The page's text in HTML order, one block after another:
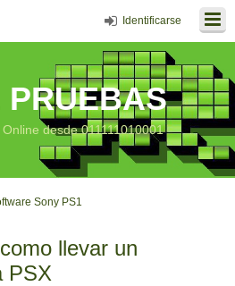
Identificarse
PRUEBAS
desde 011111010001
Sony PS1
llevar un
PSX